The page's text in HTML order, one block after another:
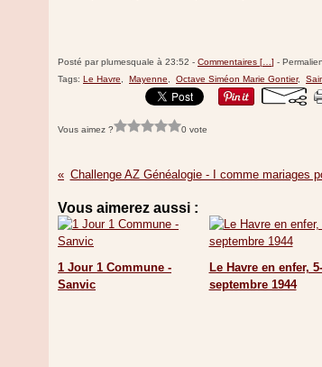
Posté par plumesquale à 23:52 - Commentaires [ ] -
Tags: Le Havre Mayenne Octave Siméon Marie Gontier,
Vous aimez ? 0 vote
Challenge AZ Généalogie - I comme mariages
Vous aimerez aussi :
1 Jour 1 Commune -
Sanvic
Le Havre en enfer,
septembre 1944